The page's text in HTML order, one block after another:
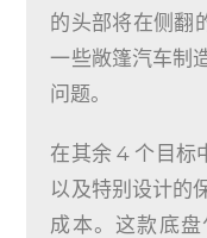
的头部将在侧翻
一些敞篷汽车制
问题。
在其余 4 个目标
以及特别设计的
成本。这款底